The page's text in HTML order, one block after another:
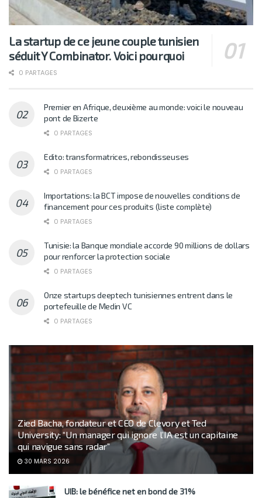
La startup de ce jeune couple tunisien
séduit Y Combinator. Voici pourquoi
0 PARTAGES
Premier en Afrique, deuxième au monde: voici le nouveau
pont de Bizerte
0 PARTAGES
Edito: transformatrices, rebondisseuses
0 PARTAGES
Importations: la BCT impose de nouvelles conditions de
financement pour ces produits (liste complète)
0 PARTAGES
Tunisie: la Banque mondiale accorde 90 millions de dollars
pour renforcer la protection sociale
0 PARTAGES
Onze startups deeptech tunisiennes entrent dans le
portefeuille de Medin VC
0 PARTAGES
Zied Bacha, fondateur et CEO de Clevory et Ted
University: “Un manager qui ignore l’IA est un capitaine
qui navigue sans radar”
30 MARS 2026
UIB: le bénéfice net en bond de 31%